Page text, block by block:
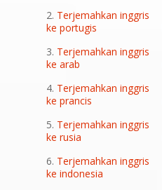
Terjemahkan inggris
ke portugis
Terjemahkan inggris
ke arab
Terjemahkan inggris
ke prancis
Terjemahkan inggris
ke rusia
Terjemahkan inggris
ke indonesia